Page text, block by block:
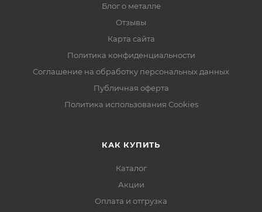
Блог о металле
Отзывы
Карта сайта
Политика конфиденциальности
Соглашение на обработку персональных данных
Публичная оферта
Политика использования Cookies
КАК КУПИТЬ
Каталог
Акции
Оплата и отгрузка